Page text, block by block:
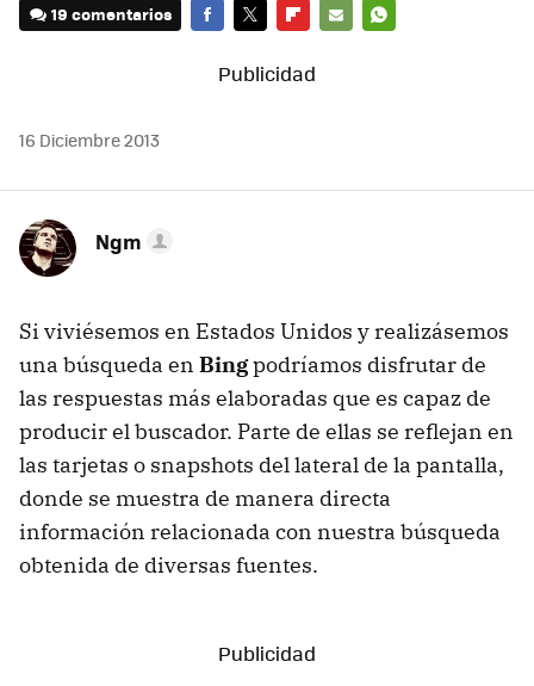
19 comentarios
16 Diciembre 2013
Ngm
Si viviésemos en Estados Unidos y realizásemos
una búsqueda en Bingpodríamos disfrutar de
las respuestas más elaboradas que es capaz de
producir el buscador. Parte de ellas se reflejan en
las tarjetas o snapshots del lateral de la pantalla,
donde se muestra de manera directa
información relacionada con nuestra búsqueda
obtenida de diversas fuentes.